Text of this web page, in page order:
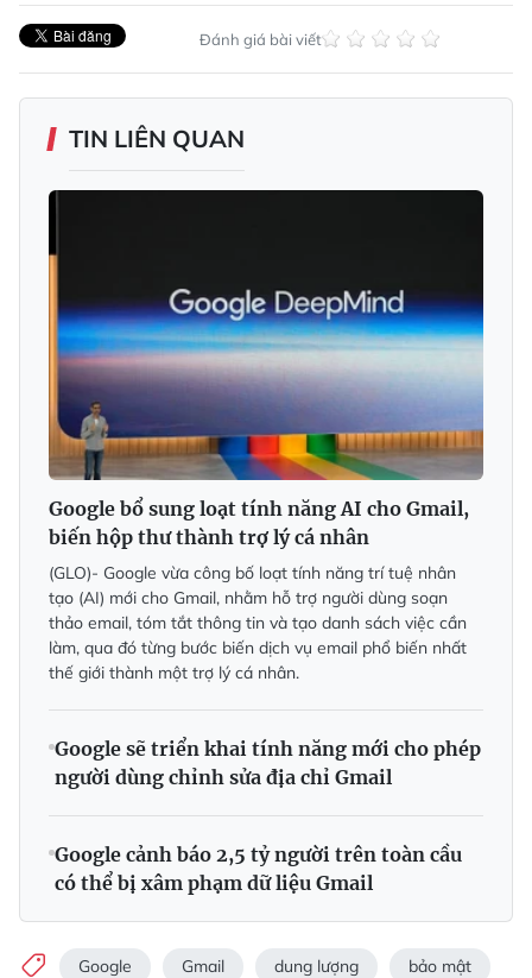
Đánh giá bài viết
TIN LIÊN QUAN
Google bổ sung loạt tính năng AI cho Gmail,
biến hộp thư thành trợ lý cá nhân
(GLO)- Google vừa công bố loạt tính năng trí tuệ nhân
tạo (AI) mới cho Gmail, nhằm hỗ trợ người dùng soạn
thảo email, tóm tắt thông tin và tạo danh sách việc cần
làm, qua đó từng bước biến dịch vụ email phổ biến nhất
thế giới thành một trợ lý cá nhân.
Google sẽ triển khai tính năng mới cho phép
người dùng chỉnh sửa địa chỉ Gmail
Google cảnh báo 2,5 tỷ người trên toàn cầu
có thể bị xâm phạm dữ liệu Gmail
Google Gmail dung lượng bảo mật